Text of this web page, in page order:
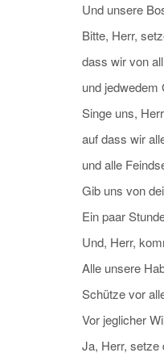
Und unsere
Bitte, Herr,
dass wir von
und jedwedem
Singe uns,
auf dass wir
und alle
Gib uns von
Ein paar
Und, Herr,
Alle unsere
Schütze vor
Vor jeglicher
Ja, Herr, setze